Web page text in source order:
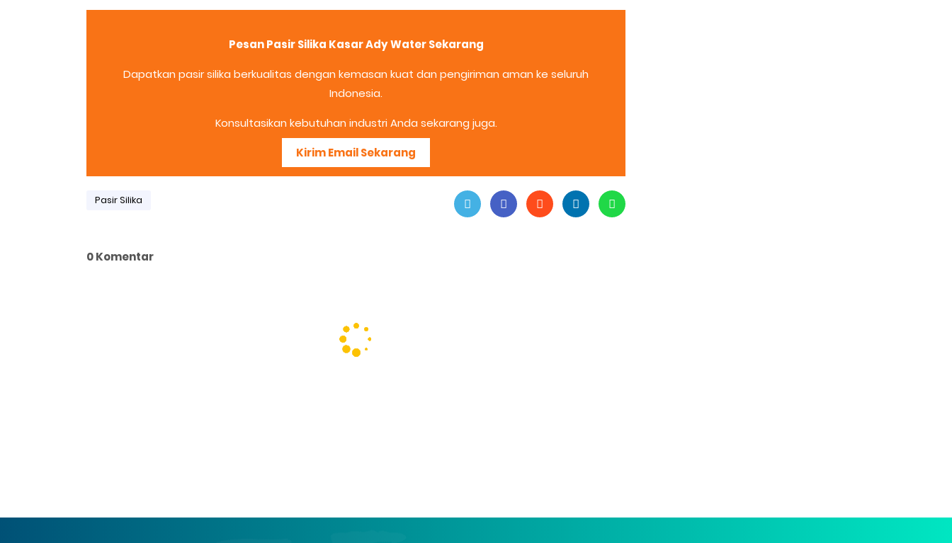
Pesan Pasir Silika Kasar Ady Water Sekarang
Dapatkan pasir silika berkualitas dengan kemasan kuat dan pengiriman aman ke seluruh
Indonesia.
Konsultasikan kebutuhan industri Anda sekarang juga.
Kirim Email Sekarang
Pasir Silika
0 Komentar